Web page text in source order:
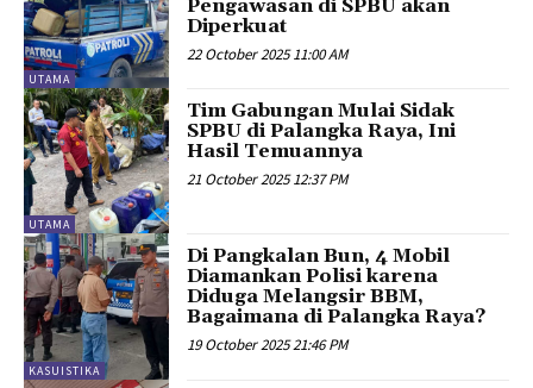
UTAMA
Pengawasan di SPBU akan
Diperkuat
22 October 2025 11:00 AM
UTAMA
Tim Gabungan Mulai Sidak
SPBU di Palangka Raya, Ini
Hasil Temuannya
21 October 2025 12:37 PM
KASUISTIKA
Di Pangkalan Bun, 4 Mobil
Diamankan Polisi karena
Diduga Melangsir BBM,
Bagaimana di Palangka Raya?
19 October 2025 21:46 PM